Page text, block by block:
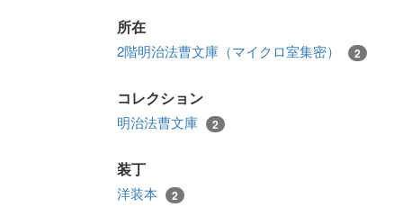
所在
2階明治法曹文庫（マイクロ室集密） 2
コレクション
明治法曹文庫 2
装丁
洋装本 2